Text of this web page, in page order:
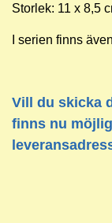
Storlek: 11 x 8,5
I serien finns
Vill du skicka
finns nu